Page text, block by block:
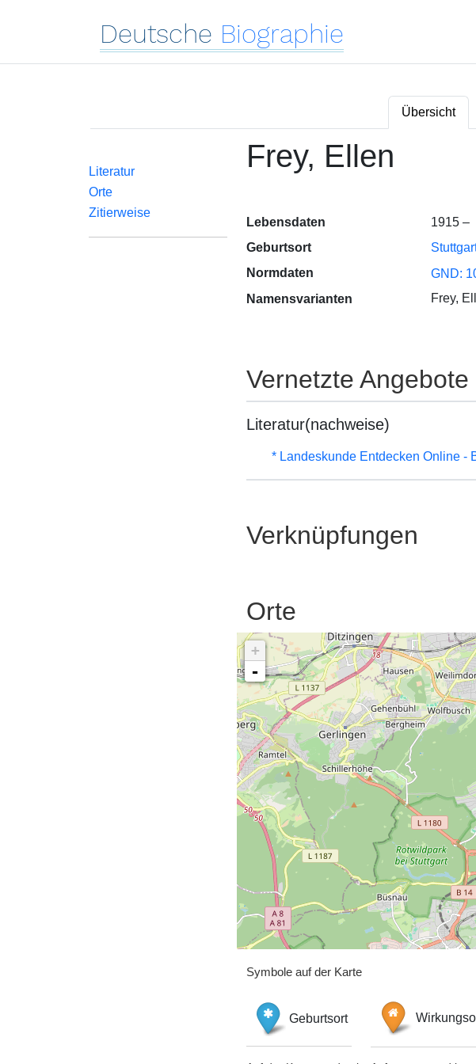
Deutsche Biographie
Übersicht
Literatur
Orte
Zitierweise
Frey, Ellen
Lebensdaten
1915 –
Geburtsort
Normdaten
GND:
Namensvarianten
Frey,
Vernetzte Angebote
Literatur(nachweise)
* Landeskunde Entdecken Online -
Verknüpfungen
Orte
+
-
Symbole auf der Karte
Geburtsort